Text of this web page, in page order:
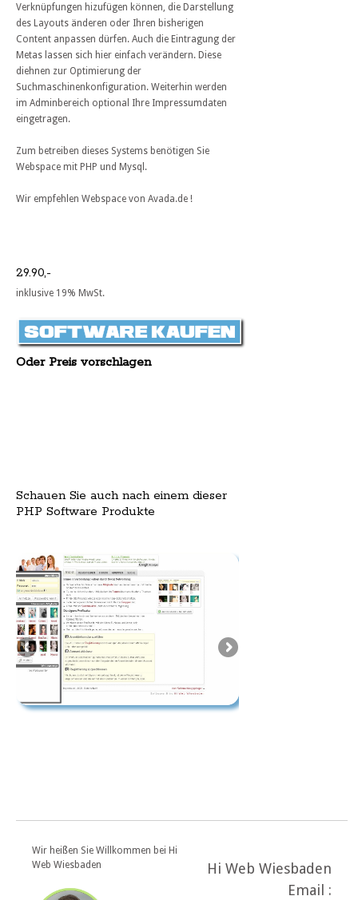
Verknüpfungen hizufügen können, die Darstellung
des Layouts änderen oder Ihren bisherigen
Content anpassen dürfen. Auch die Eintragung der
Metas lassen sich hier einfach verändern. Diese
diehnen zur Optimierung der
Suchmaschinenkonfiguration. Weiterhin werden
im Adminbereich optional Ihre Impressumdaten
eingetragen.
Zum betreiben dieses Systems benötigen Sie
Webspace mit PHP und Mysql.
Wir empfehlen Webspace von Avada.de !
29.90,-
inklusive 19% MwSt.
Oder Preis vorschlagen
Schauen Sie auch nach einem dieser
PHP Software Produkte
Wir heißen Sie Willkommen bei Hi
Web Wiesbaden
Hi Web Wiesbaden
Email :